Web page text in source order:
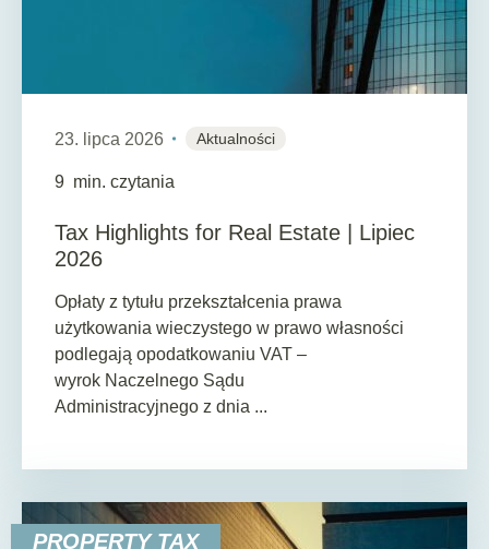
23. lipca 2026 Aktualności
9 min. czytania
Tax Highlights for Real Estate | Lipiec
2026
Opłaty z tytułu przekształcenia prawa
użytkowania wieczystego w prawo własności
podlegają opodatkowaniu VAT –
wyrok Naczelnego Sądu
Administracyjnego z dnia ...
PROPERTY TAX